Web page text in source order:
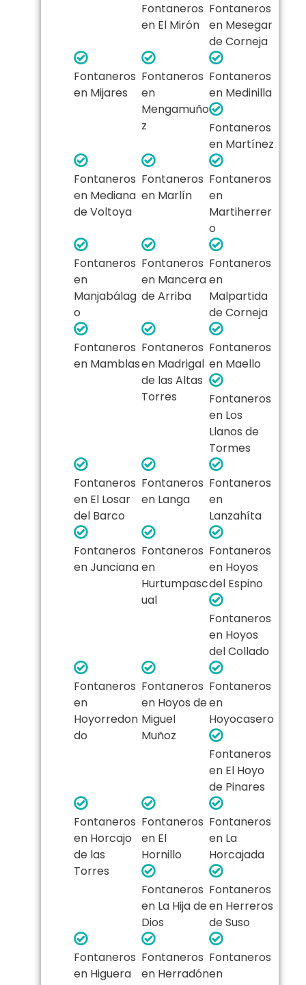
Fontaneros
en El Mirón
Fontaneros
en Mesegar
de Corneja
Fontaneros
en Mijares
Fontaneros
en
Mengamuño
z
Fontaneros
en Medinilla
Fontaneros
en Martínez
Fontaneros
en Mediana
de Voltoya
Fontaneros
en Marlín
Fontaneros
en
Martiherrer
o
Fontaneros
en
Manjabálag
o
Fontaneros
en Mancera
de Arriba
Fontaneros
en
Malpartida
de Corneja
Fontaneros
en Mamblas
Fontaneros
en Madrigal
de las Altas
Torres
Fontaneros
en Maello
Fontaneros
en Los
Llanos de
Tormes
Fontaneros
en El Losar
del Barco
Fontaneros
en Langa
Fontaneros
en
Lanzahíta
Fontaneros
en Junciana
Fontaneros
en
Hurtumpasc
ual
Fontaneros
en Hoyos
del Espino
Fontaneros
en Hoyos
del Collado
Fontaneros
en
Hoyorredon
do
Fontaneros
en Hoyos de
Miguel
Muñoz
Fontaneros
en
Hoyocasero
Fontaneros
en El Hoyo
de Pinares
Fontaneros
en Horcajo
de las
Torres
Fontaneros
en El
Hornillo
Fontaneros
en La
Horcajada
Fontaneros
en La Hija de
Dios
Fontaneros
en Herreros
de Suso
Fontaneros
en Higuera
Fontaneros
en Herradón
Fontaneros
en